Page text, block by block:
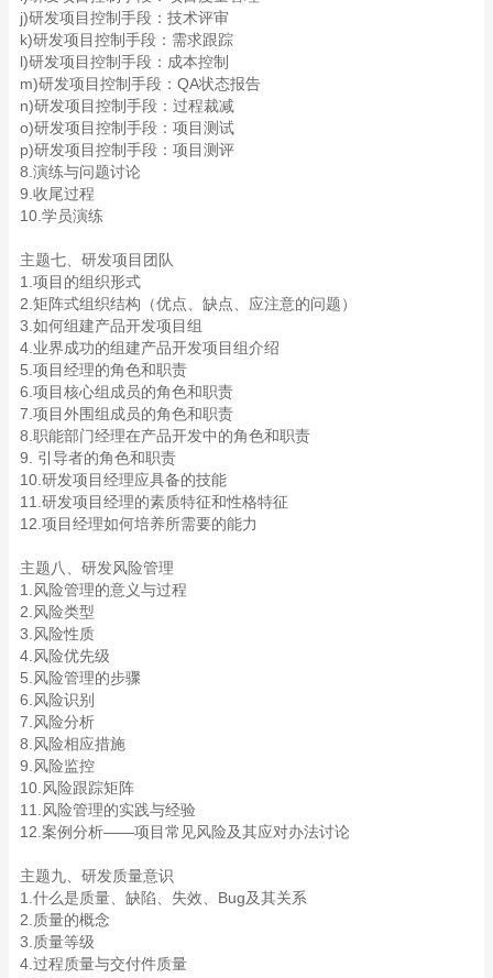
j)研发项目控制手段：技术评审
k)研发项目控制手段：需求跟踪
l)研发项目控制手段：成本控制
m)研发项目控制手段：QA状态报告
n)研发项目控制手段：过程裁减
o)研发项目控制手段：项目测试
p)研发项目控制手段：项目测评
8.演练与问题讨论
9.收尾过程
10.学员演练
主题七、研发项目团队
1.项目的组织形式
2.矩阵式组织结构（优点、缺点、应注意的问题）
3.如何组建产品开发项目组
4.业界成功的组建产品开发项目组介绍
5.项目经理的角色和职责
6.项目核心组成员的角色和职责
7.项目外围组成员的角色和职责
8.职能部门经理在产品开发中的角色和职责
9. 引导者的角色和职责
10.研发项目经理应具备的技能
11.研发项目经理的素质特征和性格特征
12.项目经理如何培养所需要的能力
主题八、研发风险管理
1.风险管理的意义与过程
2.风险类型
3.风险性质
4.风险优先级
5.风险管理的步骤
6.风险识别
7.风险分析
8.风险相应措施
9.风险监控
10.风险跟踪矩阵
11.风险管理的实践与经验
12.案例分析——项目常见风险及其应对办法讨论
主题九、研发质量意识
1.什么是质量、缺陷、失效、Bug及其关系
2.质量的概念
3.质量等级
4.过程质量与交付件质量